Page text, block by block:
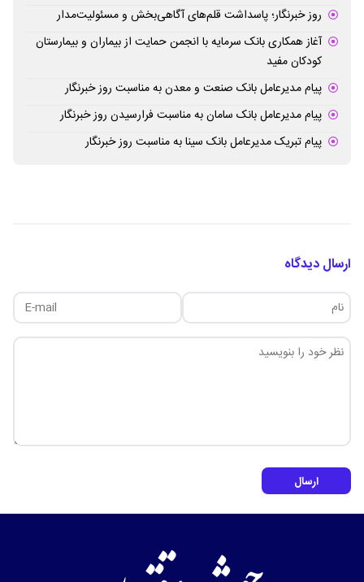
روز خبرنگار؛ پاسداشت قلم‌های آگاهی‌بخش و مسئولیت‌مدار
آغاز همکاری بانک سرمایه با انجمن حمایت از بیماران و بیمارستان
کودکان مفید
پیام مدیرعامل بانک صنعت و معدن به مناسبت روز خبرنگار
پیام مدیرعامل بانک سامان به مناسبت فرارسیدن روز خبرنگار
پیام تبریک مدیرعامل بانک سینا به مناسبت روز خبرنگار
ارسال دیدگاه
ارسال